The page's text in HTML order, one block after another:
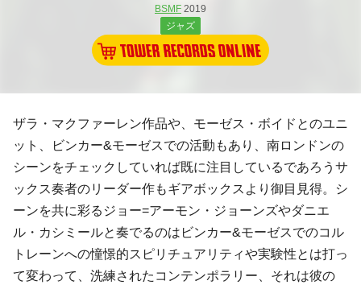
BSMF 2019
ジャズ
ザラ・マクファーレン作品や、モーゼス・ボイドとのユニ
ット、ビンカー&モーゼスでの活動もあり、南ロンドンの
シーンをチェックしていれば既に注目しているであろうサ
ックス奏者のリーダー作もギアボックスより御目見得。シ
ーンを共に彩るジョー=アーモン・ジョーンズやダニエ
ル・カシミールと奏でるのはビンカー&モーゼスでのコル
トレーンへの憧憬的スピリチュアリティや実験性とは打っ
て変わって、洗練されたコンテンポラリー、それは彼の